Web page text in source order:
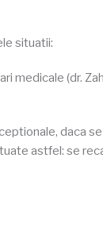
situatii:
medicale (dr.
daca
astfel: se